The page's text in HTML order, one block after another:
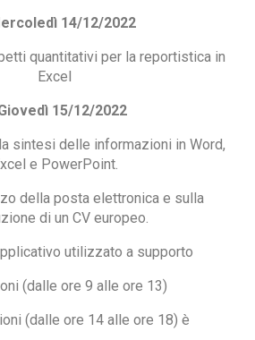
14/12/2022
quantitativi per la reportistica in
Excel
15/12/2022
sintesi delle informazioni in Word,
e PowerPoint.
della posta elettronica e sulla
di un CV europeo.
utilizzato a supporto
(dalle ore 9 alle ore 13)
(dalle ore 14 alle ore 18) è